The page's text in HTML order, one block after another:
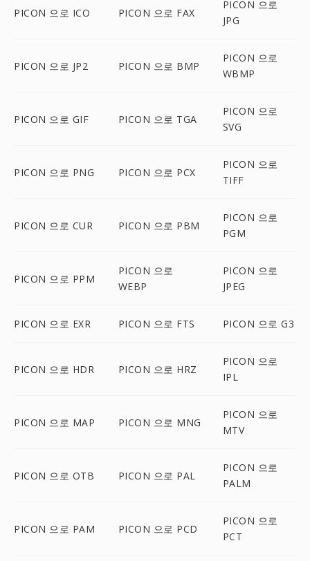
PICON 으로 ICO PICON 으로 FAX
PICON 으로
JPG
PICON 으로 JP2 PICON 으로 BMP
PICON 으로
WBMP
PICON 으로 GIF PICON 으로 TGA
PICON 으로
SVG
PICON 으로 PNG PICON 으로 PCX
PICON 으로
TIFF
PICON 으로 CUR PICON 으로 PBM
PICON 으로
PGM
PICON 으로 PPM
PICON 으로
WEBP
PICON 으로
JPEG
PICON 으로 EXR PICON 으로 FTS PICON 으로 G3
PICON 으로 HDR PICON 으로 HRZ
PICON 으로
IPL
PICON 으로 MAP PICON 으로 MNG
PICON 으로
MTV
PICON 으로 OTB PICON 으로 PAL
PICON 으로
PALM
PICON 으로 PAM PICON 으로 PCD
PICON 으로
PCT